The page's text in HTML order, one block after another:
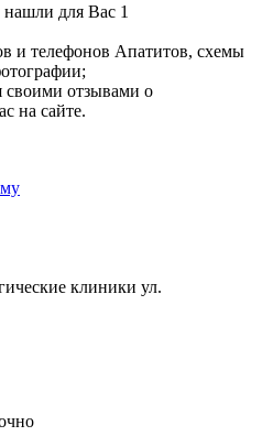
для Вас 1
и телефонов Апатитов, схемы
своими отзывами о
на сайте.
клиники ул.